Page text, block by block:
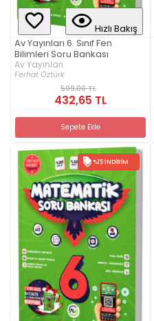
Hızlı Bakış
Av Yayınları 6. Sınıf Fen
Bilimleri Soru Bankası
Av Yayınları
Ferhat Öztürk
509,00 TL
432,65 TL
Sepete Ekle
%15 İNDIRIM